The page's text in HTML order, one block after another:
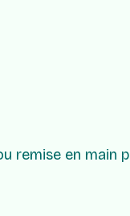
remise en main